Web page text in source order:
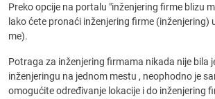
Preko opcije na portalu "inženjering firme blizu
lako ćete pronaći inženjering firme (inženjering)
me).
Potraga za inženjering firmama nikada nije bila
inženjeringu na jednom mestu , neophodno je
omogućite određivanje lokacije i do inženjering